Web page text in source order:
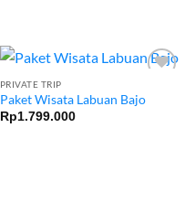
wishlist
PRIVATE TRIP
Paket Wisata Labuan Bajo
Rp1.799.000